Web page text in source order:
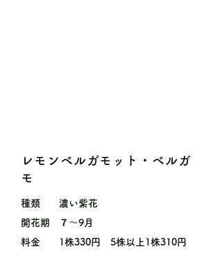
レモンベルガモット・ベルガ
モ
種類
濃い紫花
開花期
７〜9月
料金
1株330円 5株以上1株310円